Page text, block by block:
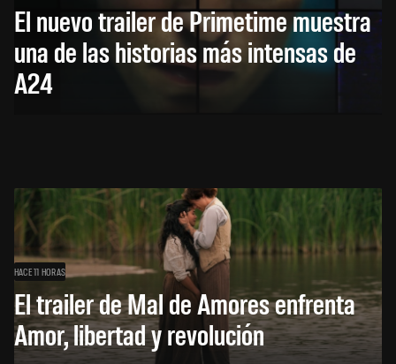
El nuevo trailer de Primetime muestra
una de las historias más intensas de
A24
HACE 11 HORAS
El trailer de Mal de Amores enfrenta
Amor, libertad y revolución